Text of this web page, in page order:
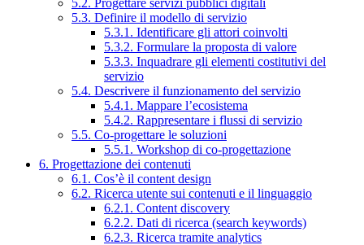
5.2. Progettare servizi pubblici digitali
5.3. Definire il modello di servizio
5.3.1. Identificare gli attori coinvolti
5.3.2. Formulare la proposta di valore
5.3.3. Inquadrare gli elementi costitutivi del
servizio
5.4. Descrivere il funzionamento del servizio
5.4.1. Mappare l’ecosistema
5.4.2. Rappresentare i flussi di servizio
5.5. Co-progettare le soluzioni
5.5.1. Workshop di co-progettazione
6. Progettazione dei contenuti
6.1. Cos’è il content design
6.2. Ricerca utente sui contenuti e il linguaggio
6.2.1. Content discovery
6.2.2. Dati di ricerca (search keywords)
6.2.3. Ricerca tramite analytics